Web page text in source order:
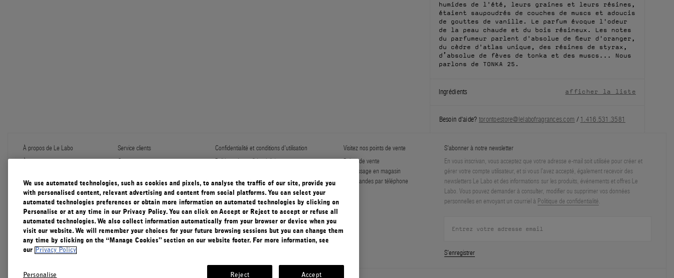
humides de l'été, leurs graines et leurs résines,
étaient saupoudrés de couches de muscs et adoucis
de gouttes de vanille. Le parfum évoque l'odeur
de la peau chaude et du bois résineux. Les notes
du parfumeur parlent d'absolue de fleur d'oranger,
du cèdre d'atlas unique, des résines de styrax,
d’absolue de fèves de tonka et des muscs... Nous
parlons de TONKA 25.
Ingrédients afficher la liste
Besoin d'aide? torontoestore@lelabofragrances.com / 1.416.531.3581
À propos de Le Labo
À propos
Échantillons
Le Journal
Notre Impact
Pratiques Responsables
Accessibility View
Service clients
Contactez-nous
FAQ
Garantie diffuser
Cadeaux d'entreprise
Confidentialité et conditions d'utilisation
Politique de confidentialité
Conditions générales
Conditions générales de vente
Visitez nos points de vente
Points de vente
Ramassage en magasin
Commandes par téléphone
S'abonner à notre newsletter
En vous inscrivan, vous acceptez que votre adresse e-mail soit utilisée pour créer et
gérer votre compte utilisateur, et si vous l’avez accepté, également recevoir des
newsletters Le Labo et des informations sur les produits, événements et offres Le
Labo. Vous pouvez demander à consulter, modifier ou supprimer vos données
personnelles en envoyant un courriel à Politique de confidentialité.
S'enregistrer
We use automated technologies, such as cookies and pixels, to analyse the traffic of our site, provide you
with personalised content, relevant advertising and content from social platforms. You can select your
automated technologies preferences or obtain more information on automated technologies by clicking on
Personalise or at any time in our Privacy Policy. You can click on Accept or Reject to accept or refuse all
automated technologies. We also collect information automatically from your browser or device when you
visit our website. We will remember your choices for your future browsing sessions but you can change them
any time by clicking on the “Manage Cookies” section on our website footer. For more information, see
our
Privacy Policy
Personalise Reject Accept